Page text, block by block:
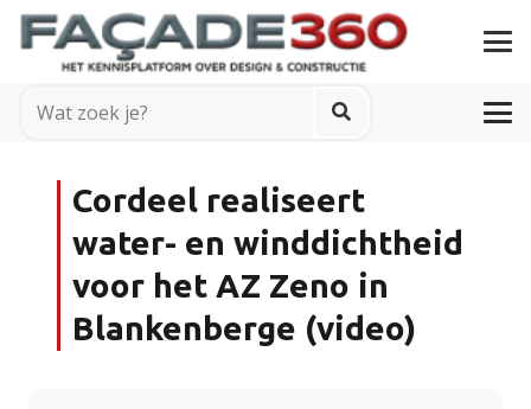
Cordeel realiseert
water- en winddichtheid
voor het AZ Zeno in
Blankenberge (video)